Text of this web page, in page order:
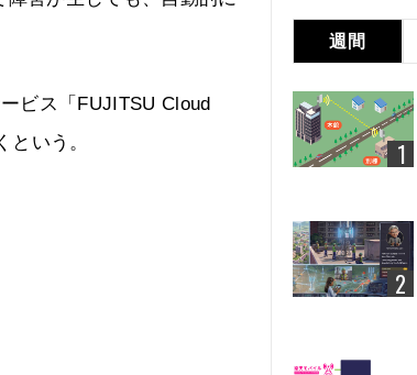
ビス「FUJITSU Cloud
いう。
週間